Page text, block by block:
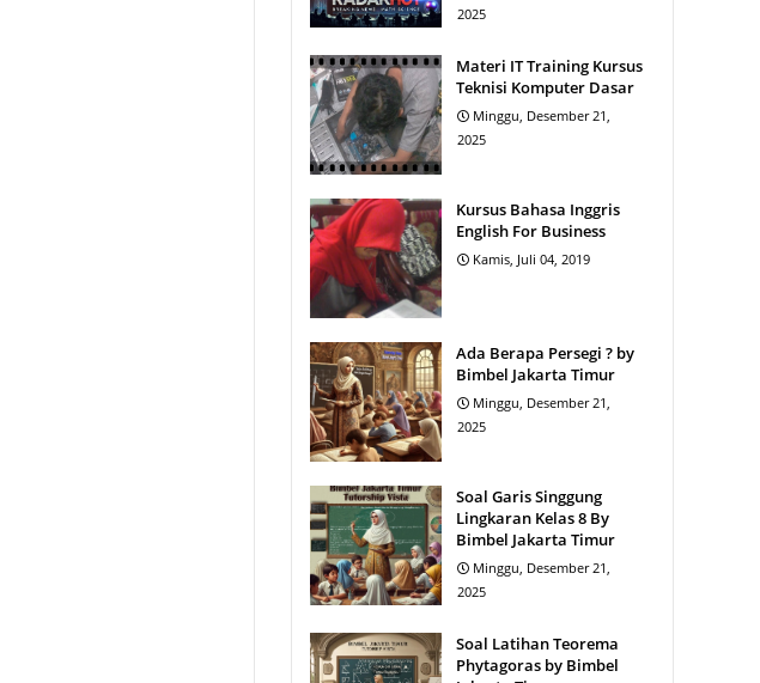
2025
Materi IT Training Kursus
Teknisi Komputer Dasar
Minggu, Desember 21,
2025
Kursus Bahasa Inggris
English For Business
Kamis, Juli 04, 2019
Ada Berapa Persegi ? by
Bimbel Jakarta Timur
Minggu, Desember 21,
2025
Soal Garis Singgung
Lingkaran Kelas 8 By
Bimbel Jakarta Timur
Minggu, Desember 21,
2025
Soal Latihan Teorema
Phytagoras by Bimbel